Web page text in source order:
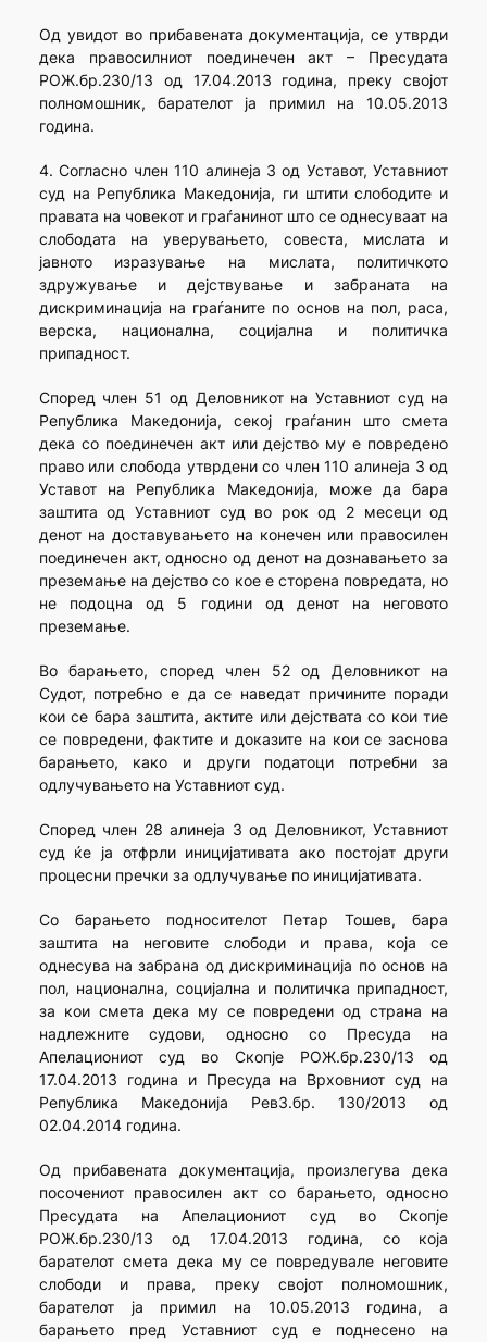
Од увидот во прибавената документација, се утврди
дека правосилниот поединечен акт – Пресудата
РОЖ.бр.230/13 од 17.04.2013 година, преку својот
полномошник, барателот ја примил на 10.05.2013
година.
4. Согласно член 110 алинеја 3 од Уставот, Уставниот
суд на Република Македонија, ги штити слободите и
правата на човекот и граѓанинот што се однесуваат на
слободата на уверувањето, совеста, мислата и
јавното изразување на мислата, политичкото
здружување и дејствување и забраната на
дискриминација на граѓаните по основ на пол, раса,
верска, национална, социјална и политичка
припадност.
Според член 51 од Деловникот на Уставниот суд на
Република Македонија, секој граѓанин што смета
дека со поединечен акт или дејство му е повредено
право или слобода утврдени со член 110 алинеја 3 од
Уставот на Република Македонија, може да бара
заштита од Уставниот суд во рок од 2 месеци од
денот на доставувањето на конечен или правосилен
поединечен акт, односно од денот на дознавањето за
преземање на дејство со кое е сторена повредата, но
не подоцна од 5 години од денот на неговото
преземање.
Во барањето, според член 52 од Деловникот на
Судот, потребно е да се наведат причините поради
кои се бара заштита, актите или дејствата со кои тие
се повредени, фактите и доказите на кои се заснова
барањето, како и други податоци потребни за
одлучувањето на Уставниот суд.
Според член 28 алинеја 3 од Деловникот, Уставниот
суд ќе ја отфрли иницијативата ако постојат други
процесни пречки за одлучување по иницијативата.
Со барањето подносителот Петар Тошев, бара
заштита на неговите слободи и права, која се
однесува на забрана од дискриминација по основ на
пол, национална, социјална и политичка припадност,
за кои смета дека му се повредени од страна на
надлежните судови, односно со Пресуда на
Апелациониот суд во Скопје РОЖ.бр.230/13 од
17.04.2013 година и Пресуда на Врховниот суд на
Република Македонија Рев3.бр. 130/2013 од
02.04.2014 година.
Од прибавената документација, произлегува дека
посочениот правосилен акт со барањето, односно
Пресудата на Апелациониот суд во Скопје
РОЖ.бр.230/13 од 17.04.2013 година, со која
барателот смета дека му се повредувале неговите
слободи и права, преку својот полномошник,
барателот ја примил на 10.05.2013 година, а
барањето пред Уставниот суд е поднесено на